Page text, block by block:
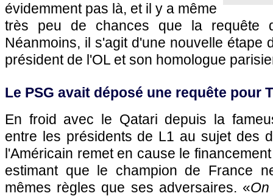
évidemment pas là, et il y a même
très peu de chances que la requête
Néanmoins, il s'agit d'une nouvelle étape
président de l'OL et son homologue
Le PSG avait déposé une requête pour
En froid avec le Qatari depuis la
entre les présidents de L1 au sujet des
l'Américain remet en cause le
estimant que le champion de France
mêmes règles que ses adversaires. «